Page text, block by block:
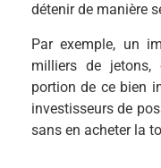
détenir de manière
Par exemple, un
milliers de jetons,
portion de ce bien
investisseurs de
sans en acheter la